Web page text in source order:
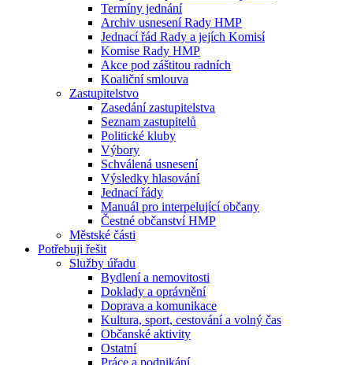
Termíny jednání
Archiv usnesení Rady HMP
Jednací řád Rady a jejích Komisí
Komise Rady HMP
Akce pod záštitou radních
Koaliční smlouva
Zastupitelstvo
Zasedání zastupitelstva
Seznam zastupitelů
Politické kluby
Výbory
Schválená usnesení
Výsledky hlasování
Jednací řády
Manuál pro interpelující občany
Čestné občanství HMP
Městské části
Potřebuji řešit
Služby úřadu
Bydlení a nemovitosti
Doklady a oprávnění
Doprava a komunikace
Kultura, sport, cestování a volný čas
Občanské aktivity
Ostatní
Práce a podnikání